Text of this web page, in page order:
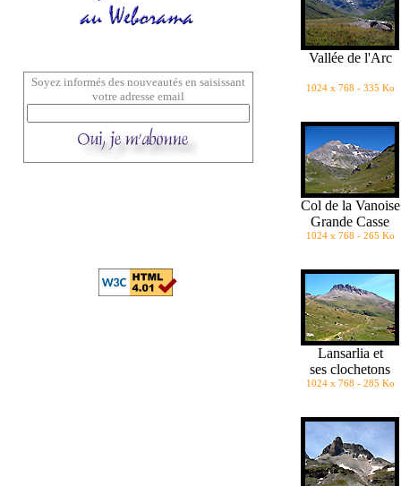
Soyez informés des nouveautés en saisissant
votre adresse email
Vallée de l'Arc
1024 x 768 - 335 Ko
Col de la Vanoise
Grande Casse
1024 x 768 - 265 Ko
Lansarlia et
ses clochetons
1024 x 768 - 285 Ko